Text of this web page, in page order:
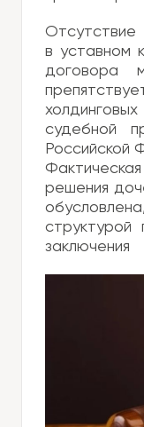
в уставном
договора
судебной
Российской
решения
структурой
заключения